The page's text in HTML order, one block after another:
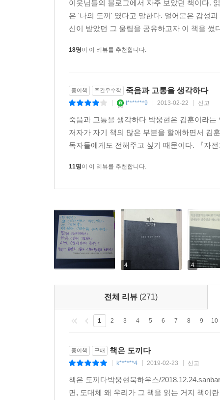
- 국립중앙도서관 추천 도서
- 서울도서관 대출 순위 3년 연속 TOP 10
- 네이버 선정 오늘의 책
- 대한출판문화협회 선정 올해의 청소년 도서
『책은 도끼다』에 쏟아진 언론의 찬사!
일반인이 인문학에 쉽게 접근하도록 도왔던 이
분석 기사 중)
책을 읽을 때 ‘한 문장 한 문장 꼭꼭 눌러 읽는다
깊게 보고 느끼라고 제안한다. 뛰어난 광고인의
『책은 도끼다』는 대한민국 광고계를 대표하
책이다. 아이디어를 전파, 창의력을 안테나에
안테나를 가지는 방법임을 설득력 있게 전달한다.
이웃님들의 블로그에서 자주 보았던 책이다.
은 '나의 도끼' 였다고 말한다. 얼어붙은 감성
신이 받았던 그 울림을 공유하고자 이 책을
18명이 이 리뷰를 추천합니다.
종이책 주간우수작 죽음과 고통을 생각하다
t*******9 2013-02-22 신고
죽음과 고통을 생각하다 박웅현은 김훈이라
저자가 자기 책의 많은 부분을 할애하면서 김
독자들에게도 전해주고 싶기 때문이다. 『자
11명이 이 리뷰를 추천합니다.
4 4
전체 리뷰 (271)
1 2 3 4 5 6 7 8 9 10
종이책 구매 책은 도끼다
k******4 2019-02-23 신고
책은 도끼다박웅현북하우스/
면, 도대체 왜 우리가 그 책을 읽는 거지 책이